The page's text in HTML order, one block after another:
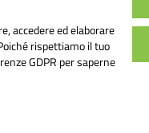
|
IPA:
accedere ed elaborare
rispettiamo il tuo
GDPR per saperne